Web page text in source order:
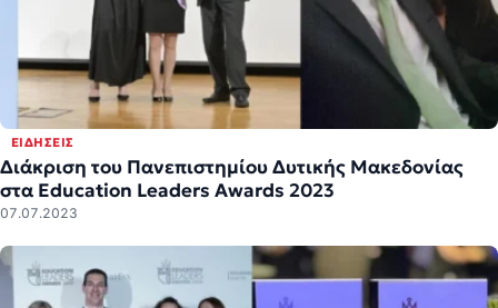
ΕΙΔΉΣΕΙΣ
Διάκριση του Πανεπιστημίου Δυτικής Μακεδονίας
στα Education Leaders Awards 2023
07.07.2023